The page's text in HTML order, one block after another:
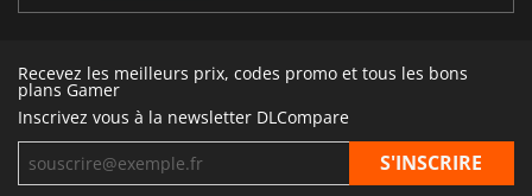
Recevez les meilleurs prix, codes promo et tous les bons
plans Gamer
Inscrivez vous à la newsletter DLCompare